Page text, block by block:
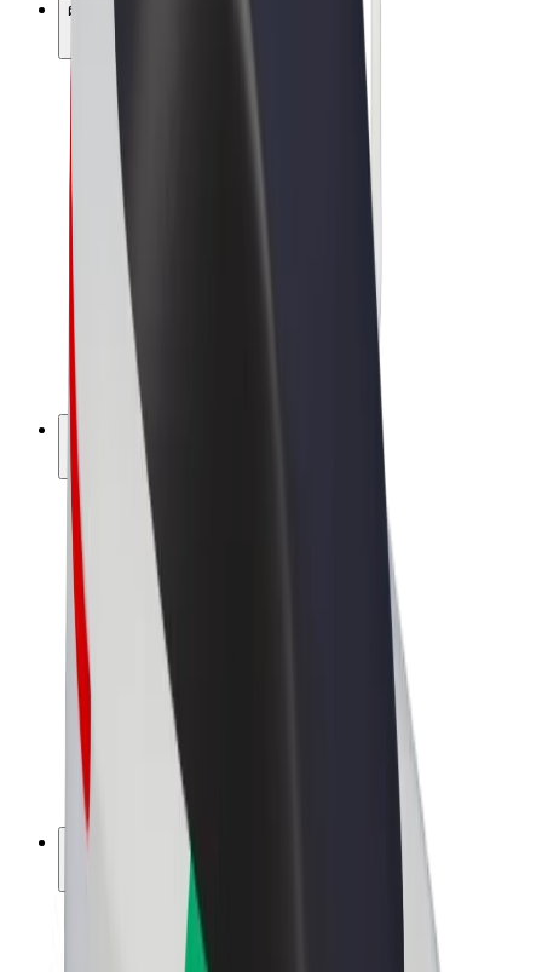
ผลิตภัณฑ์
การโดยสาร
สกู๊ตเตอร์
Bolt Market
Bolt Food
Bolt Drive
Bolt for Business
จักรยานไฟฟ้า
Bolt Plus
สร้างรายได้กับ Bolt
คนขับ
รายได้ของคนขับ
พนักงานส่งของ
รายได้ของพนักงานส่งของ
พาร์ทเนอร์ร้านอาหาร Bolt
แฟรนไชส์
บริษัท
เกี่ยวกับ Bolt